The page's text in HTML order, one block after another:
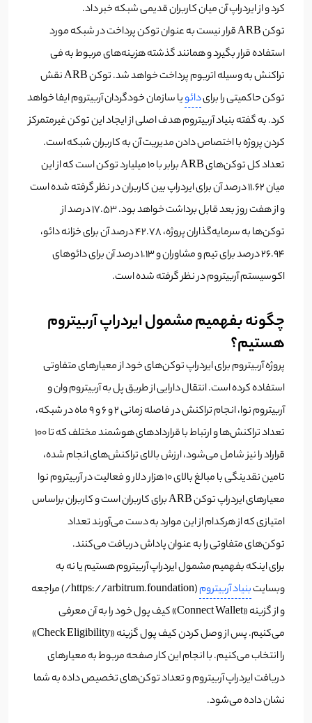
کرد و از ایردراپ آن میان کاربران قدیمی شبکه خبر داد.
توکن ARB قرار نیست به عنوان توکن پرداخت در شبکه مورد
استفاده قرار بگیرد و همانند گذشته هزینه‌های مربوط به فی
تراکنش به وسیله اتریوم پرداخت خواهد شد. توکن ARB نقش
توکن حاکمیتی را برایدائویا سازمان خودگردان آربیتروم ایفا خواهد
کرد. به گفته بنیاد آربیتروم هدف اصلی از ایجاد این توکن غیرمتمرکز
کردن پروژه با اختصاص دادن مدیریت آن به کاربران شبکه است.
تعداد کل توکن‌های ARB برابر با 10 میلیارد توکن است که از این
میان 11.62 درصد آن برای ایردراپ بین کاربران در نظر گرفته شده است
و از هفت روز بعد قابل برداشت خواهد بود. 17.53 درصد از
توکن‌ها به سرمایه‌گذاران پروژه، 42.78 درصد آن برای خزانه دائو،
26.94 درصد برای تیم و مشاوران و 1.13 درصد آن برای دائوهای
اکوسیستم آربیتروم در نظر گرفته شده است.
چگونه بفهمیم مشمول ایردراپ آربیتروم
هستیم؟
پروژه آربیتروم برای ایردراپ توکن‌های خود از معیارهای متفاوتی
استفاده کرده است. انتقال دارایی از طریق پل به آربیتروم وان و
آربیتروم نوا، انجام تراکنش در فاصله زمانی 2 و 6 و 9 ماه در شبکه،
تعداد تراکنش‌ها و ارتباط با قراردادهای هوشمند مختلف که تا 100
قراراد را نیز شامل می‌شود، ارزش بالای تراکنش‌های انجام شده،
تامین نقدینگی با مبالغ بالای 10 هزار دلار و فعالیت در آربیتروم نوا
معیارهای ایردراپ توکن ARB برای کاربران است و کاربران براساس
امتیازی که از هرکدام از این موارد به دست می‌آورند تعداد
توکن‌های متفاوتی را به عنوان پاداش دریافت می‌کنند.
برای اینکه بفهمیم مشمول ایردراپ آربیتروم هستیم یا نه به
وبسایتبنیاد آربیتروم
(https://arbitrum.foundation/) مراجعه
و از گزینه «Connect Wallet» کیف پول خود را به آن معرفی
می‌کنیم. پس از وصل کردن کیف پول گزینه «Check Eligibility»
را انتخاب می‌کنیم. با انجام این کار صفحه مربوط به معیارهای
دریافت ایردراپ آربیتروم و تعداد توکن‌های تخصیص داده به شما
نشان داده می‌شود.